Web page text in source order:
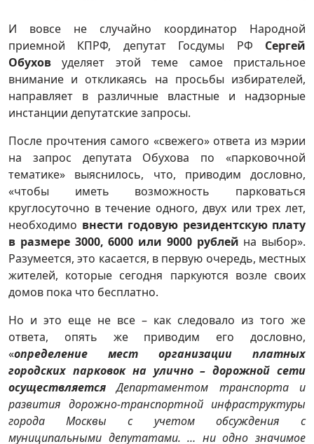
И вовсе не случайно координатор Народной
приемной КПРФ, депутат Госдумы РФ Сергей
Обухов уделяет этой теме самое пристальное
внимание и откликаясь на просьбы избирателей,
направляет в различные властные и надзорные
инстанции депутатские запросы.
После прочтения самого «свежего» ответа из мэрии
на запрос депутата Обухова по «парковочной
тематике» выяснилось, что, приводим дословно,
«чтобы иметь возможность парковаться
круглосуточно в течение одного, двух или трех лет,
необходимо внести годовую резидентскую плату
в размере 3000, 6000 или 9000 рублей на выбор».
Разумеется, это касается, в первую очередь, местных
жителей, которые сегодня паркуются возле своих
домов пока что бесплатно.
Но и это еще не все – как следовало из того же
ответа, опять же приводим его дословно,
«определение мест организации платных
городских парковок на улично – дорожной сети
осуществляется Департаментом транспорта и
развития дорожно-транспортной инфраструктуры
города Москвы с учетом обсуждения с
муниципальными депутатами. … ни одно значимое